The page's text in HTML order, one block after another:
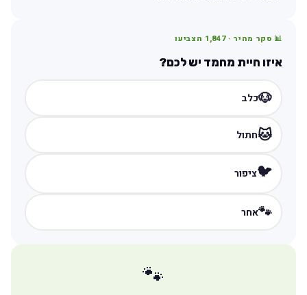
📊 סקר מהיר · 1,847הצביעו
איזו חיית מחמד יש לכם?
🐶כלב
🐱חתול
🐦ציפור
🐾אחר
🐾